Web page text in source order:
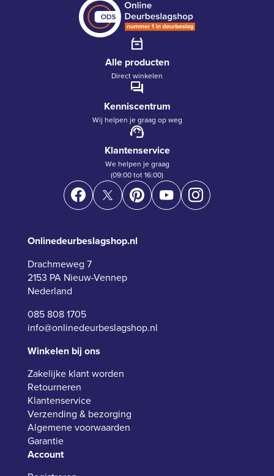
Alle producten
Direct winkelen
Kenniscentrum
Wij helpen je graag op weg
Klantenservice
We helpen je graag
(09:00 tot 16:00)
Onlinedeurbeslagshop.nl
Drachmeweg 7
2153 PA Nieuw-Vennep
Nederland
085 808 1705
info@onlinedeurbeslagshop.nl
Winkelen bij ons
Zakelijke klant worden
Retourneren
Klantenservice
Verzending & bezorging
Algemene voorwaarden
Garantie
Account